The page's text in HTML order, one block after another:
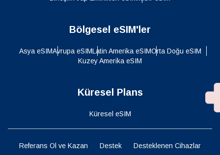
Bölgesel eSIM'ler
Asya eSIMAvrupa eSIMLatin Amerika eSIMOrta Doğu eSIM
Kuzey Amerika eSIM
Küresel Plans
Küresel eSIM
Referans Ol ve Kazan Destek Desteklenen Cihazlar